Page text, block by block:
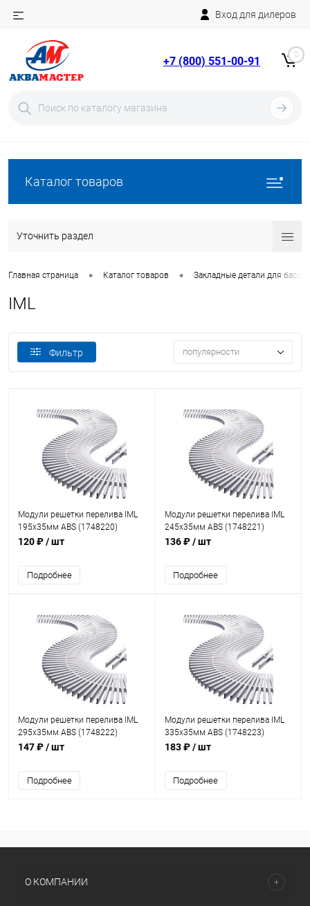
Вход для дилеров
+7 (800) 551-00-91 0
Каталог товаров
Уточнить раздел
Главная страница • Каталог товаров • Закладные детали для
IML
Фильтр популярности
Модули решетки перелива IML
195х35мм ABS (1748220)
120 ₽/ шт
Подробнее
Модули решетки перелива IML
245х35мм ABS (1748221)
136 ₽/ шт
Подробнее
Модули решетки перелива IML
295х35мм ABS (1748222)
147 ₽/ шт
Подробнее
Модули решетки перелива IML
335х35мм ABS (1748223)
183 ₽/ шт
Подробнее
О КОМПАНИИ